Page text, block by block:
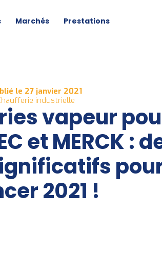
Marchés
Prestations
le 27 janvier 2021
industrielle
vapeur
et MERCK :
2021 !